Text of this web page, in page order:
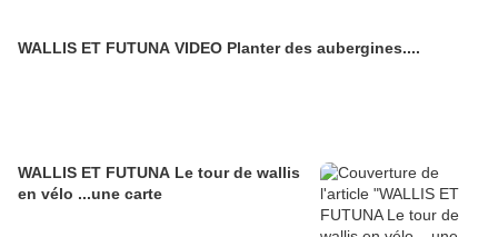
WALLIS ET FUTUNA VIDEO Planter des aubergines....
WALLIS ET FUTUNA Le tour de wallis
en vélo ...une carte